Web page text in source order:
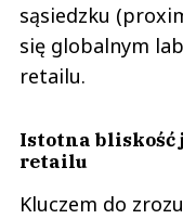
sąsiedzku
się globalnym
retailu.
Istotna bliskość
retailu
Kluczem do